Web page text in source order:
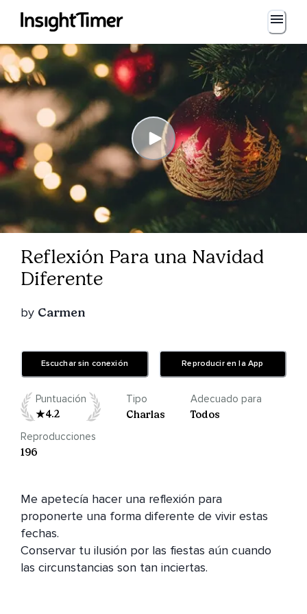
Reflexión Para una Navidad
Diferente
by Carmen
Escuchar sin conexión Reproducir en la App
Puntuación
4.2
Tipo
Charlas
Adecuado para
Todos
Reproducciones
196
Me apetecía hacer una reflexión para
proponerte una forma diferente de vivir estas
fechas.
Conservar tu ilusión por las fiestas aún cuando
las circunstancias son tan inciertas.